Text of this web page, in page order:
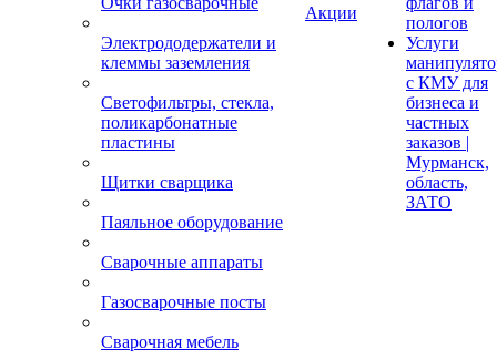
Электрододержатели и
клеммы заземления
Светофильтры, стекла,
поликарбонатные
пластины
Щитки сварщика
Паяльное оборудование
Сварочные аппараты
Газосварочные посты
Сварочная мебель
Акции
пологов
Услуги
с КМУ для
бизнеса и
частных
заказов |
Мурманск,
область,
ЗАТО